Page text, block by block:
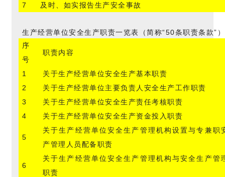
7
及时、如实报告生产安全事故
生产经营单位安全生产职责一览表（简称“50条职责条款”）
序
号
职责内容
1
关于生产经营单位安全生产基本职责
2
关于生产经营单位主要负责人安全生产工作职责
3
关于生产经营单位安全生产责任考核职责
4
关于生产经营单位安全生产资金投入职责
5
关于生产经营单位安全生产管理机构设置与专兼职
产管理人员配备职责
6
关于生产经营单位安全生产管理机构与安全生产管
职责